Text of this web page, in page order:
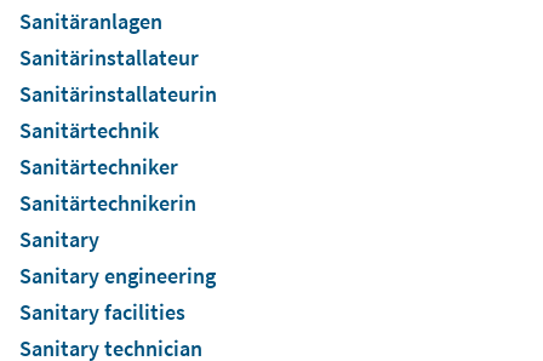
Sanitäranlagen
Sanitärinstallateur
Sanitärinstallateurin
Sanitärtechnik
Sanitärtechniker
Sanitärtechnikerin
Sanitary
Sanitary engineering
Sanitary facilities
Sanitary technician